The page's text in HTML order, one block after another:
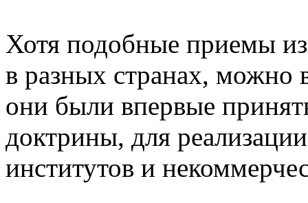
Хотя подобные приемы
в разных странах,
они были впервые
доктрины, для
институтов и